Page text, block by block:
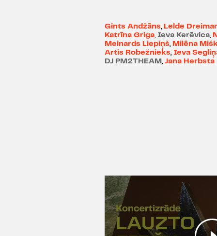
Gints Andžāns, Lelde
Katrīna Griga, Ieva Kerēvica,
Meinards Liepiņš, Milēna
Artis Robežnieks, Ieva
DJ PM2THEAM , Jana Herbsta